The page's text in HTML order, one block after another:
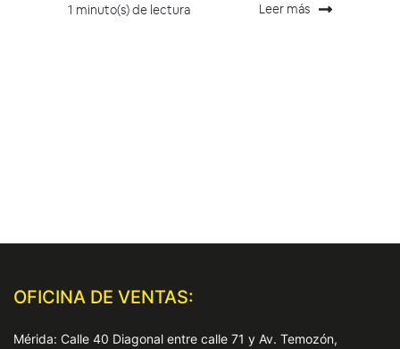
1 minuto(s) de lectura Leer más
OFICINA DE VENTAS:
Mérida: Calle 40 Diagonal entre calle 71 y Av. Temozón,